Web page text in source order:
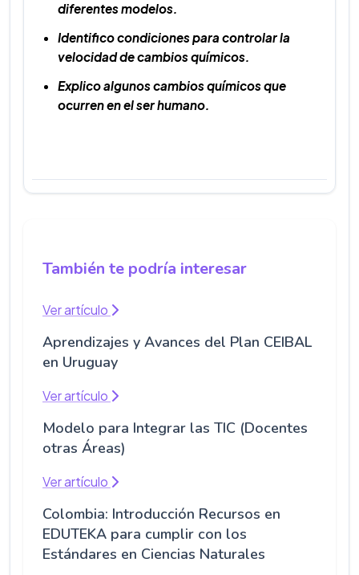
diferentes modelos.
Identifico condiciones para controlar la
velocidad de cambios químicos.
Explico algunos cambios químicos que
ocurren en el ser humano.
También te podría interesar
Ver artículo
Aprendizajes y Avances del Plan CEIBAL
en Uruguay
Ver artículo
Modelo para Integrar las TIC (Docentes
otras Áreas)
Ver artículo
Colombia: Introducción Recursos en
EDUTEKA para cumplir con los
Estándares en Ciencias Naturales